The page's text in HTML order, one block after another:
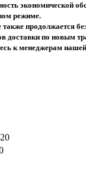
экономической
режиме.
продолжается
доставки по новым
к менеджерам